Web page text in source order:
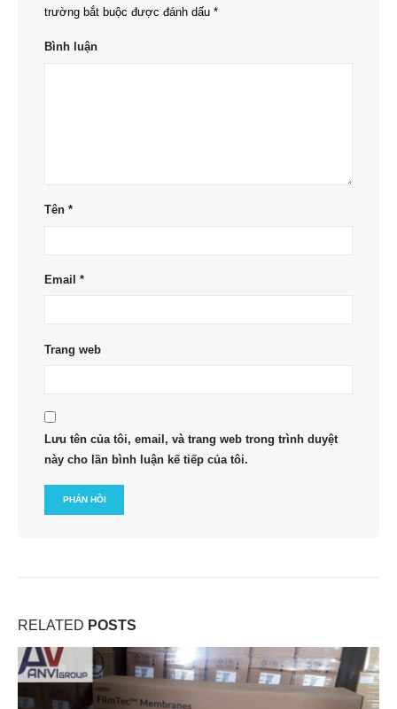
trường bắt buộc được đánh dấu *
Bình luận
Tên *
Email *
Trang web
Lưu tên của tôi, email, và trang web trong trình duyệt
này cho lần bình luận kế tiếp của tôi.
RELATED POSTS